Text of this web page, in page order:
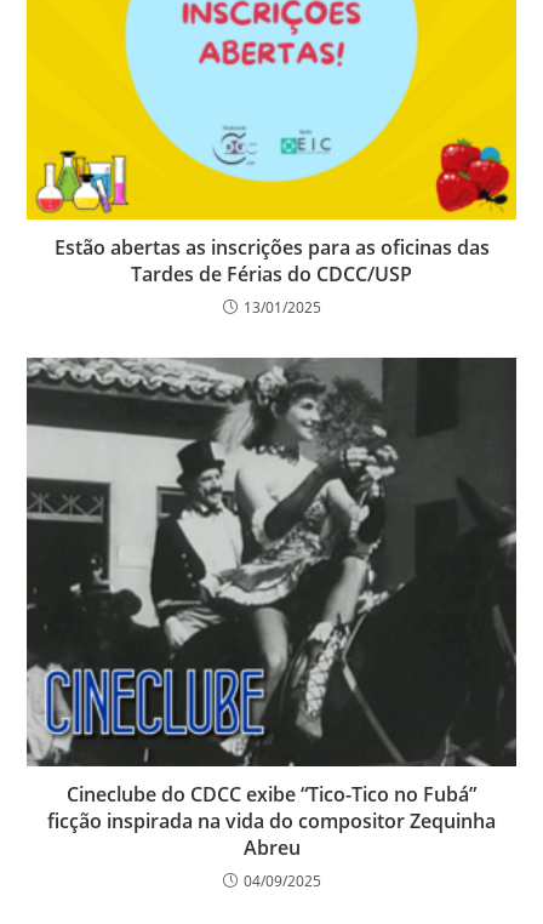
Estão abertas as inscrições para as oficinas das
Tardes de Férias do CDCC/USP
13/01/2025
Cineclube do CDCC exibe “Tico-Tico no Fubá”
ficção inspirada na vida do compositor Zequinha
Abreu
04/09/2025